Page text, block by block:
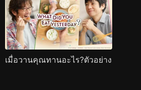
เมื่อวานคุณทานอะไร?ตัวอย่าง